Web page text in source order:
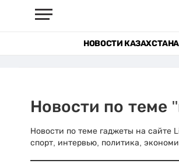
НОВОСТИ КАЗАХСТАНА
Новости по теме
Новости по теме гаджеты на сайте
спорт, интервью, политика,